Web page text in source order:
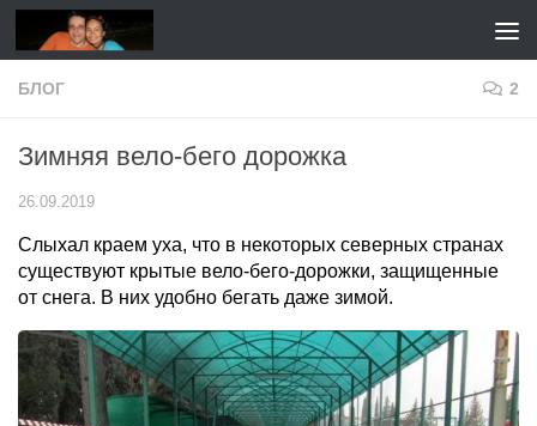
Перейти к содержимому
БЛОГ 2
Зимняя вело-бего дорожка
26.09.2019
Слыхал краем уха, что в некоторых северных странах
существуют крытые вело-бего-дорожки, защищенные
от снега. В них удобно бегать даже зимой.